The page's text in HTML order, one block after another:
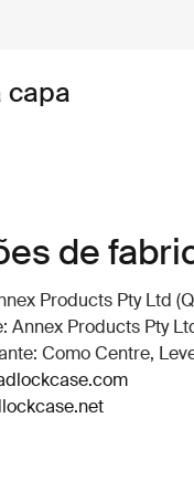
capa
de
Products Pty Ltd
Annex Products Pty
Como Centre,